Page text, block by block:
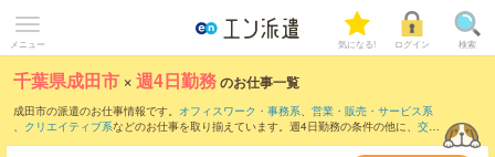
メニュー 気になる! ログイン 検索
千葉県成田市 ×週4日勤務のお仕事一覧
成田市の派遣のお仕事情報です。 オフィスワーク・事務系、 営業・販売・サービス系
、 クリエイティブ系などのお仕事を取り揃えています。週4日勤務の条件の他に、 交通